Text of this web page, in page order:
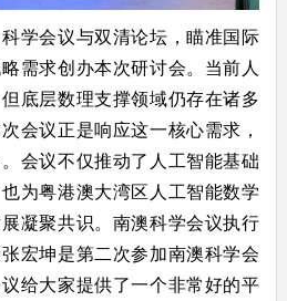
学会议与双清论坛，瞄准国际
需求创办本次研讨会。当前人
底层数理支撑领域仍存在诸多
会议正是响应这一核心需求，
会议不仅推动了人工智能基础
为粤港澳大湾区人工智能数学
凝聚共识。南澳科学会议执行
宏坤是第二次参加南澳科学会
给大家提供了一个非常好的平